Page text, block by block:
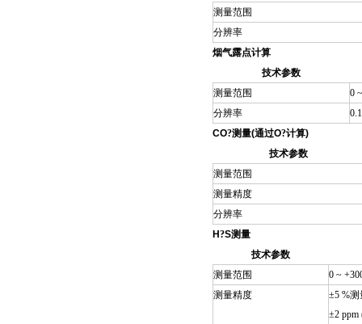
测量范围
分辨率
烟气露点计算
技术参数
测量范围
0
分辨率
CO?测量(通过O?计算)
技术参数
测量范围
测量精度
分辨率
H?S测量
技术参数
测量范围
0 ~
测量精度
±5 %测
±2 ppm